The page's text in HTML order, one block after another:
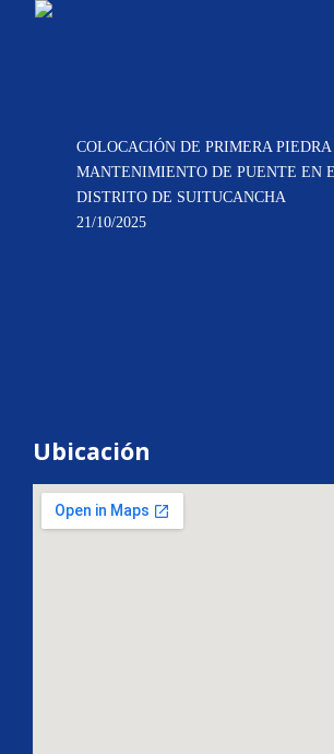
COLOCACIÓN DE PRIMERA PIEDRA
MANTENIMIENTO DE PUENTE EN
DISTRITO DE SUITUCANCHA
21/10/2025
Ubicación